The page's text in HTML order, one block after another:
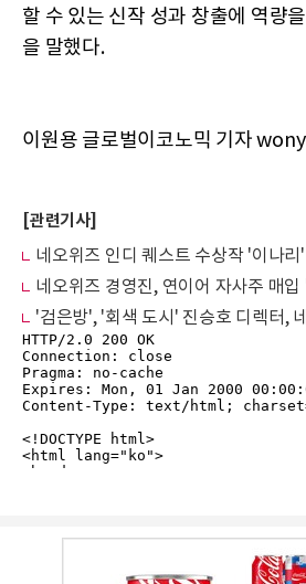
할 수 있는 신작 성과 창출에 역량
을 말했다.
이원용 글로벌이코노믹 기자
[관련기사]
네오위즈 인디 퀘스트 수상작 '이나
네오위즈 경영진, 연이어 자사주 매
'검은방', '회색 도시' 진승호 디렉터,